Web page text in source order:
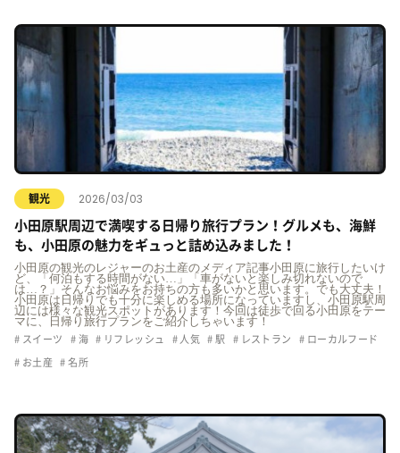
観光 2026/03/03
小田原駅周辺で満喫する日帰り旅行プラン！グルメも、海鮮
も、小田原の魅力をギュっと詰め込みました！
小田原の観光のレジャーのお土産のメディア記事小田原に旅行したいけ
ど、「何泊もする時間がない…」「車がないと楽しみ切れないので
は…？」そんなお悩みをお持ちの方も多いかと思います。でも大丈夫！
小田原は日帰りでも十分に楽しめる場所になっていますし、小田原駅周
辺には様々な観光スポットがあります！今回は徒歩で回る小田原をテー
マに、日帰り旅行プランをご紹介しちゃいます！
スイーツ 海 リフレッシュ 人気 駅 レストラン ローカルフード
お土産 名所